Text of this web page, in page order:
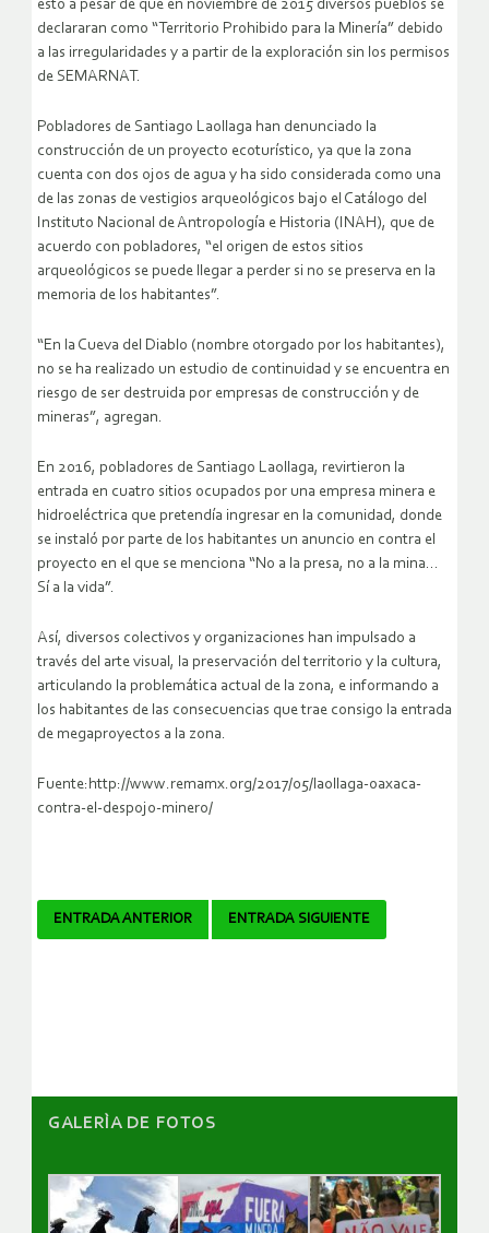
esto a pesar de que en noviembre de 2015 diversos pueblos se
declararan como “Territorio Prohibido para la Minería” debido
a las irregularidades y a partir de la exploración sin los permisos
de SEMARNAT.
Pobladores de Santiago Laollaga han denunciado la
construcción de un proyecto ecoturístico, ya que la zona
cuenta con dos ojos de agua y ha sido considerada como una
de las zonas de vestigios arqueológicos bajo el Catálogo del
Instituto Nacional de Antropología e Historia (INAH), que de
acuerdo con pobladores, “el origen de estos sitios
arqueológicos se puede llegar a perder si no se preserva en la
memoria de los habitantes”.
“En la Cueva del Diablo (nombre otorgado por los habitantes),
no se ha realizado un estudio de continuidad y se encuentra en
riesgo de ser destruida por empresas de construcción y de
mineras”, agregan.
En 2016, pobladores de Santiago Laollaga, revirtieron la
entrada en cuatro sitios ocupados por una empresa minera e
hidroeléctrica que pretendía ingresar en la comunidad, donde
se instaló por parte de los habitantes un anuncio en contra el
proyecto en el que se menciona “No a la presa, no a la mina…
Sí a la vida”.
Así, diversos colectivos y organizaciones han impulsado a
través del arte visual, la preservación del territorio y la cultura,
articulando la problemática actual de la zona, e informando a
los habitantes de las consecuencias que trae consigo la entrada
de megaproyectos a la zona.
Fuente:http://www.remamx.org/2017/05/laollaga-oaxaca-
contra-el-despojo-minero/
Navegador
ENTRADA ANTERIOR ENTRADA SIGUIENTE
GALERÌA DE FOTOS